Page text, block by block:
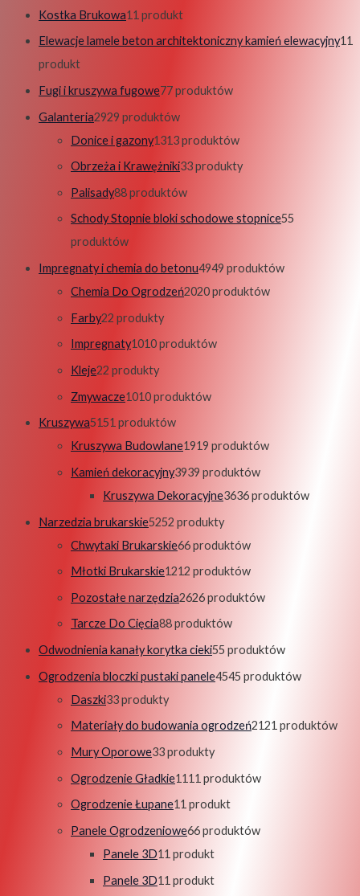
Kostka Brukowa1 1 produkt
Elewacje lamele beton architektoniczny kamień elewacyjny11
produkt
Fugi i kruszywa fugowe77 produktów
Galanteria2929 produktów
Donice i gazony1313 produktów
Obrzeża i Krawężniki33 produkty
Palisady88 produktów
Schody Stopnie bloki schodowe stopnice55
produktów
Impregnaty i chemia do betonu4949 produktów
Chemia Do Ogrodzeń2020 produktów
Farby22 produkty
Impregnaty1010 produktów
Kleje22 produkty
Zmywacze1010 produktów
Kruszywa5151 produktów
Kruszywa Budowlane1919 produktów
Kamień dekoracyjny3939 produktów
Kruszywa Dekoracyjne3636 produktów
Narzedzia brukarskie5252 produkty
Chwytaki Brukarskie66 produktów
Młotki Brukarskie1212 produktów
Pozostałe narzędzia2626 produktów
Tarcze Do Cięcia88 produktów
Odwodnienia kanały korytka cieki55 produktów
Ogrodzenia bloczki pustaki panele4545 produktów
Daszki33 produkty
Materiały do budowania ogrodzeń2121 produktów
Mury Oporowe33 produkty
Ogrodzenie Gładkie1111 produktów
Ogrodzenie Łupane11 produkt
Panele Ogrodzeniowe66 produktów
Panele 3D11 produkt
Panele 3D11 produkt